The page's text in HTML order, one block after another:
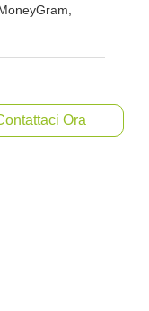
Ora